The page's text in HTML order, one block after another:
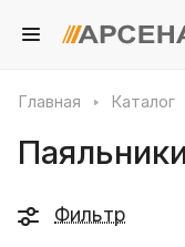
Главная Каталог
Фильтр